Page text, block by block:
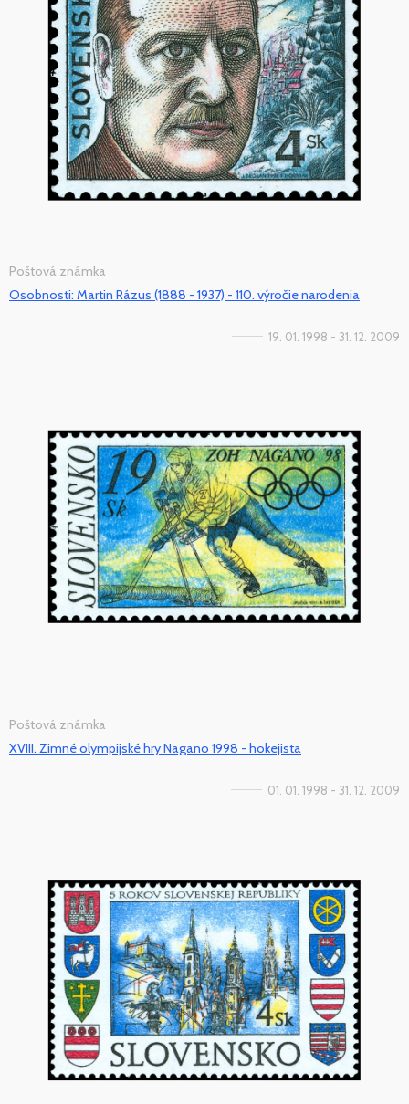
Poštová známka
Osobnosti: Martin Rázus (1888 - 1937) - 110. výročie narodenia
19. 01. 1998 - 31. 12. 2009
Poštová známka
XVIII. Zimné olympijské hry Nagano 1998 - hokejista
01. 01. 1998 - 31. 12. 2009